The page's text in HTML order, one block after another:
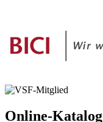
Online-Katalog